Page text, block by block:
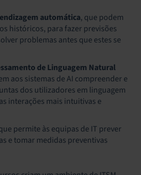
automática, que podem
históricos, para fazer previsões
problemas antes que estes se
de Linguagem Natural
aos sistemas de AI compreender e
dos utilizadores em linguagem
interações mais intuitivas e
permite às equipas de IT prever
e tomar medidas preventivas